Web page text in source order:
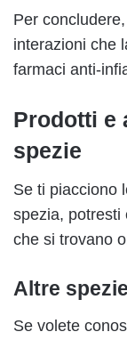
Per
interazioni che
farmaci anti-
Prodotti e
spezie
Se ti piacciono
spezia, potresti
che si trovano
Altre spezie
Se volete